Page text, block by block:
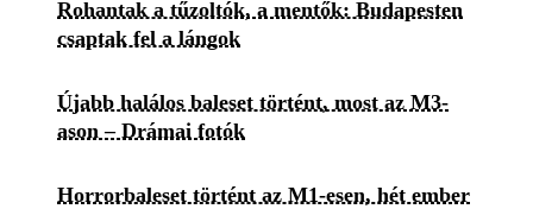
Rohantak a tűzoltók, a mentők: Budapesten
csaptak fel a lángok
Újabb halálos baleset történt, most az M3-
ason – Drámai fotók
Horrorbaleset történt az M1-esen, hét ember